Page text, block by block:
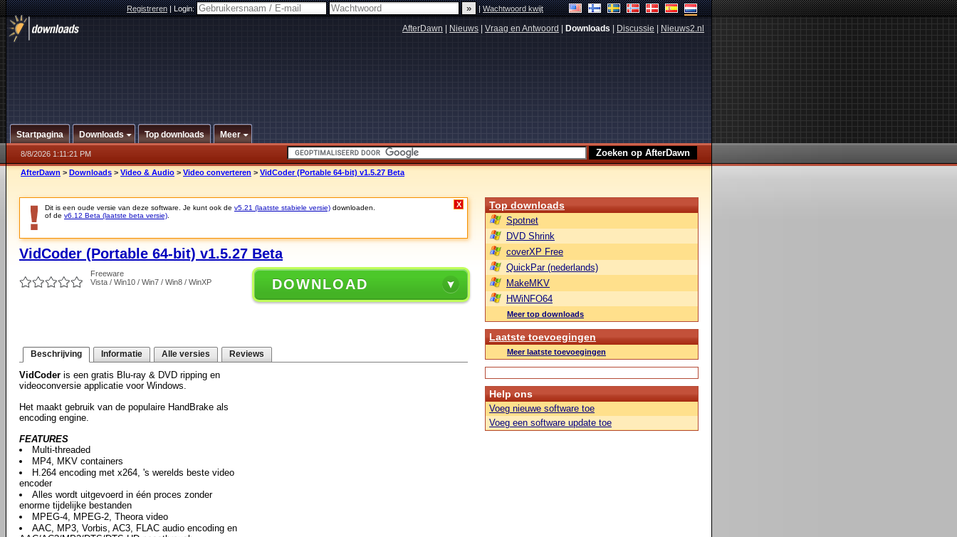
Registreren|Login: |Wachtwoord kwijt
AfterDawn Nieuws Vraag en Antwoord Downloads Discussie Nieuws2.nl
Startpagina Downloads Top downloads Meer
8/8/2026 1:11:21 PM
AfterDawn > Downloads > Video & Audio > Video converteren > VidCoder (Portable 64-bit) v1.5.27 Beta
Dit is een oude versie van deze software. Je kunt ook de v5.21 (laatste stabiele versie) downloaden.
of de v6.12 Beta (laatste beta versie)
X
VidCoder (Portable 64-bit) v1.5.27 Beta
Freeware
Vista / Win10 / Win7 / Win8 / WinXP
DOWNLOAD
Beschrijving Informatie Alle versies Reviews
VidCoder is een gratis Blu-ray & DVD ripping en
videoconversie applicatie voor Windows.
Het maakt gebruik van de populaire HandBrake als
encoding engine.
FEATURES
Multi-threaded
MP4, MKV containers
H.264 encoding met x264, 's werelds beste video
encoder
Alles wordt uitgevoerd in één proces zonder
enorme tijdelijke bestanden
MPEG-4, MPEG-2, Theora video
AAC, MP3, Vorbis, AC3, FLAC audio encoding en
Top downloads
Spotnet
DVD Shrink
coverXP Free
QuickPar (nederlands)
MakeMKV
HWiNFO64
Meer top downloads
Laatste toevoegingen
Meer laatste toevoegingen
Help ons
Voeg nieuwe software toe
Voeg een software update toe